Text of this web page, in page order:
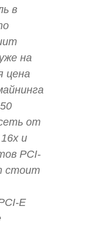
в
на
цена
от
и
PCI-
стоит
E